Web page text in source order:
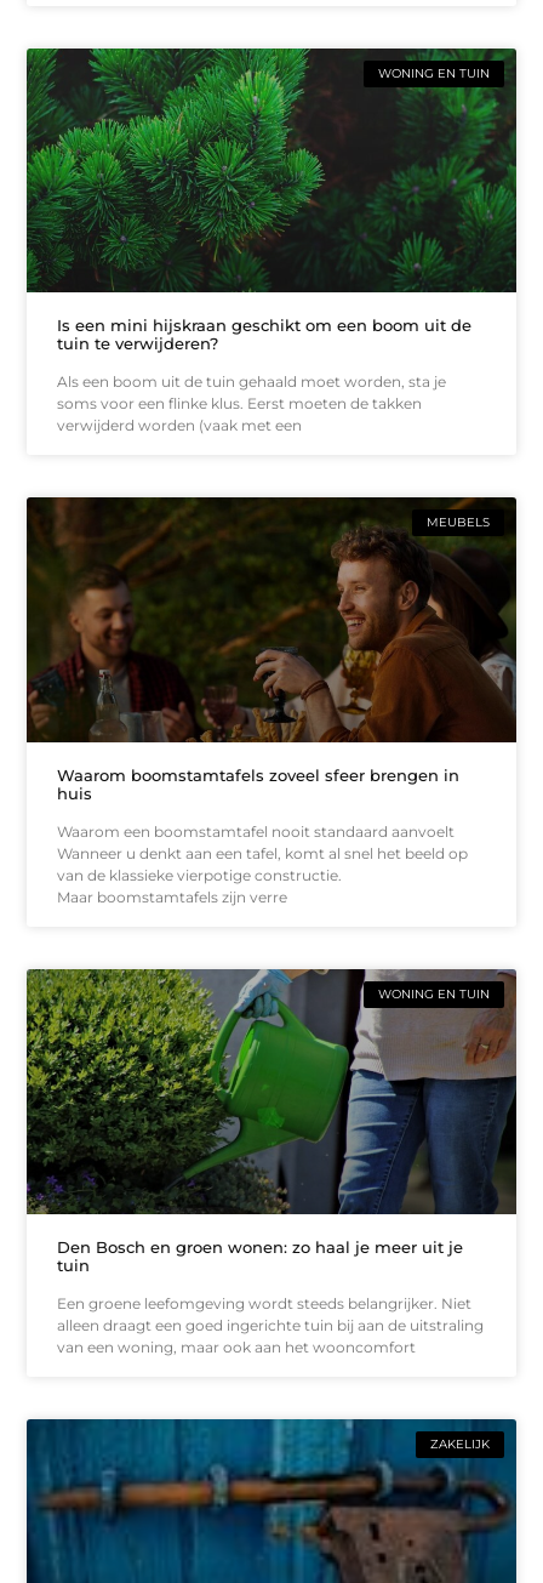
WONING EN TUIN
Is een mini hijskraan geschikt om een boom uit de
tuin te verwijderen?
Als een boom uit de tuin gehaald moet worden, sta je
soms voor een flinke klus. Eerst moeten de takken
verwijderd worden (vaak met een
MEUBELS
Waarom boomstamtafels zoveel sfeer brengen in
huis
Waarom een boomstamtafel nooit standaard aanvoelt
Wanneer u denkt aan een tafel, komt al snel het beeld op
van de klassieke vierpotige constructie.
Maar boomstamtafels zijn verre
WONING EN TUIN
Den Bosch en groen wonen: zo haal je meer uit je
tuin
Een groene leefomgeving wordt steeds belangrijker. Niet
alleen draagt een goed ingerichte tuin bij aan de uitstraling
van een woning, maar ook aan het wooncomfort
ZAKELIJK